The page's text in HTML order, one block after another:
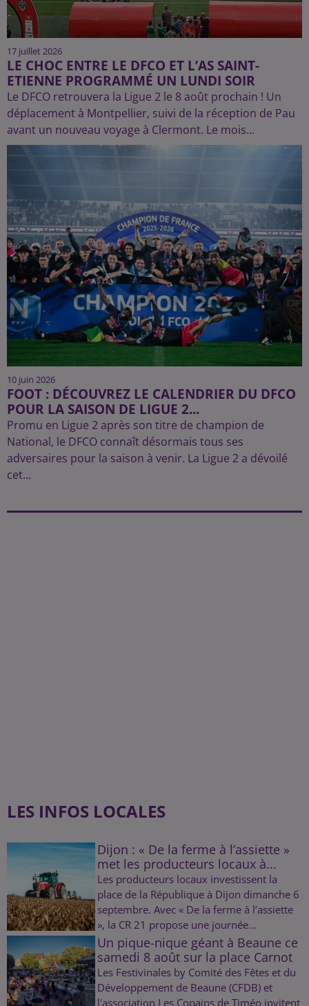
17 juillet 2026
LE CHOC ENTRE LE DFCO ET L’AS SAINT-
ETIENNE PROGRAMMÉ UN LUNDI SOIR
Le DFCO retrouvera la Ligue 2 le 8 août prochain ! Un
déplacement à Montpellier, suivi de la réception de Pau
avant un nouveau voyage à Clermont. Le mois...
10 juin 2026
FOOT : DÉCOUVREZ LE CALENDRIER DU DFCO
POUR LA SAISON DE LIGUE 2...
Promu en Ligue 2 après son titre de champion de
National, le DFCO connaît désormais tous ses
adversaires pour la saison à venir. La Ligue 2 a dévoilé
cet...
LES INFOS LOCALES
Dijon : « De la ferme à l’assiette »
met les producteurs locaux à...
Les producteurs locaux investissent la
place de la République à Dijon dimanche 6
septembre. Avec « De la ferme à l’assiette
», la CR 21 propose une journée...
Un pique-nique géant à Beaune ce
samedi 8 août sur la place Carnot
Les Festivinales by Comité des Fêtes et du
Développement de Beaune (CFDB) et
l'association Les Copains de Timéo invitent